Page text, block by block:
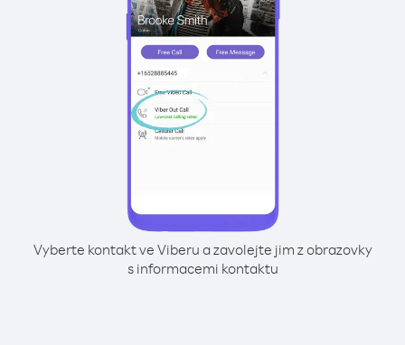
Vyberte kontakt ve Viberu a zavolejte jim z obrazovky
s informacemi kontaktu